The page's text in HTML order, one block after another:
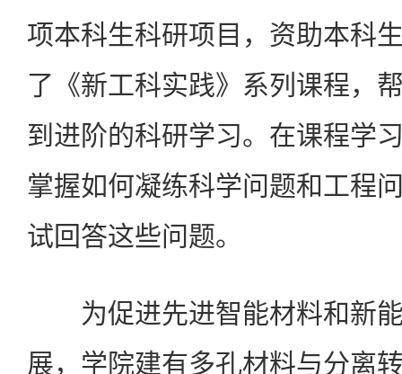
项本科生科研项目，资助本科
了《新工科实践》系列课程，
到进阶的科研学习。在课程学
掌握如何凝练科学问题和工程
试回答这些问题。
为促进先进智能材料和新能
展，学院建有多孔材料与分离